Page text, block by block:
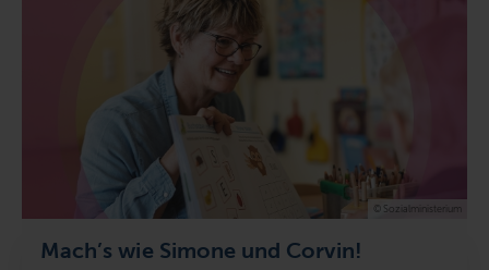
Mach’s wie Simone und Corvin!
© Sozialministerium